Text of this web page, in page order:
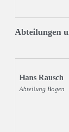
Abteilungen
Hans Rausch
Abteilung Bogen